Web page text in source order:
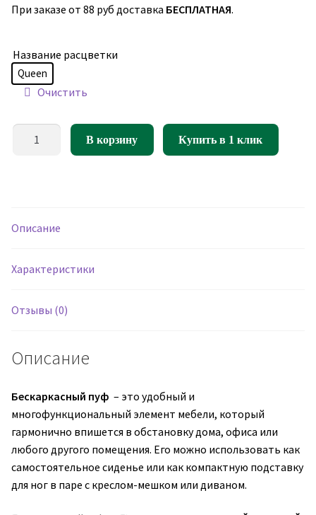
133,75руб..
При заказе от 88 руб доставка БЕСПЛАТНАЯ.
Название расцветки
Queen
Очистить
Количество
В корзину Купить в 1 клик
Описание
Характеристики
Отзывы (0)
Описание
Бескаркасный пуф – это удобный и
многофункциональный элемент мебели, который
гармонично впишется в обстановку дома, офиса или
любого другого помещения. Его можно использовать как
самостоятельное сиденье или как компактную подставку
для ног в паре с креслом-мешком или диваном.